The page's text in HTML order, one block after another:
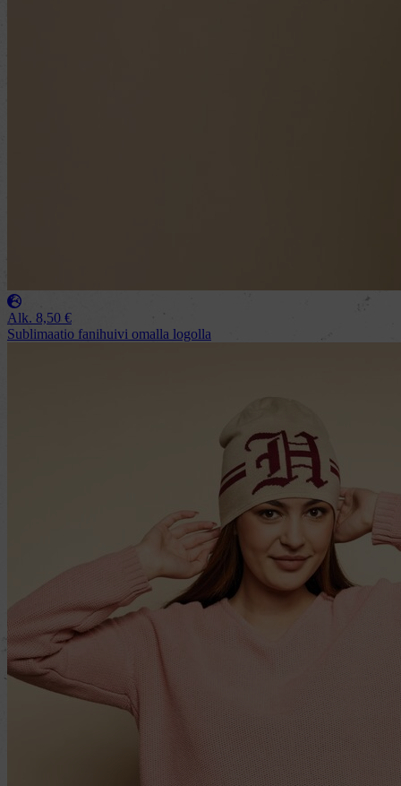
Alk. 8,50 €
Sublimaatio fanihuivi omalla logolla